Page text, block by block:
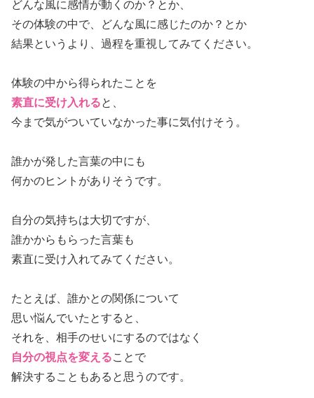
どんな風に感情が動くのか？とか、
その体験の中で、どんな風に感じたのか？とか
結果というより、過程を重視してみてください。
体験の中から得られたことを
素直に受け入れると、
今まで気がついていなかった事に気付けそう。
誰かが発した言葉の中にも
何かのヒントがありそうです。
自分の気持ちは大切ですが、
誰かからもらった言葉も
素直に受け入れてみてください。
たとえば、誰かとの関係について
思い悩んでいたとすると、
それを、相手のせいにするのではなく
自分の視点を変えることで
解決することもあると思うのです。